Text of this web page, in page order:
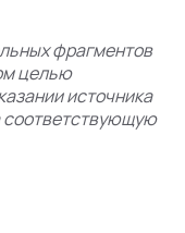
фрагментов
целью
источника
соответствующую